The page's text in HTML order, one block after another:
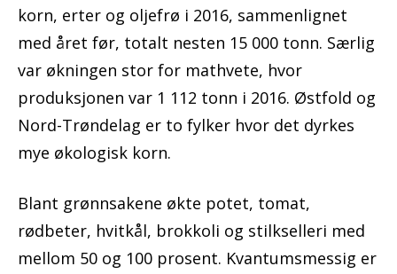
korn, erter og oljefrø i 2016, sammenlignet
med året før, totalt nesten 15 000 tonn. Særlig
var økningen stor for mathvete, hvor
produksjonen var 1 112 tonn i 2016. Østfold og
Nord-Trøndelag er to fylker hvor det dyrkes
mye økologisk korn.
Blant grønnsakene økte potet, tomat,
rødbeter, hvitkål, brokkoli og stilkselleri med
mellom 50 og 100 prosent. Kvantumsmessig er